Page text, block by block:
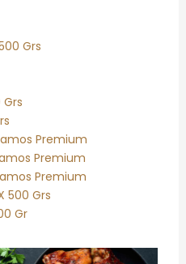
Grs
Premium
Premium
Premium
500 Grs
Gr